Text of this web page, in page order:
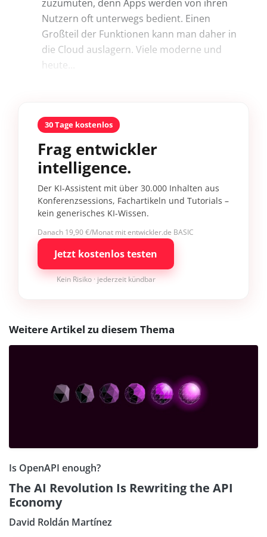
zuzumuten, denn Apps werden von ihren
Nutzern oft unterwegs bedient. Einen
Großteil der Funktionen kann man daher in
die Cloud auslagern. Viele moderne und
heute...
30 Tage kostenlos
Frag entwickler
intelligence.
Der KI-Assistent mit über 30.000 Inhalten aus
Konferenzsessions, Fachartikeln und Tutorials –
kein generisches KI-Wissen.
Danach 19,90 €/Monat mit entwickler.de BASIC
Jetzt kostenlos testen
Kein Risiko · jederzeit kündbar
Weitere Artikel zu diesem Thema
Is OpenAPI enough?
The AI Revolution Is Rewriting the API
Economy
David Roldán Martínez